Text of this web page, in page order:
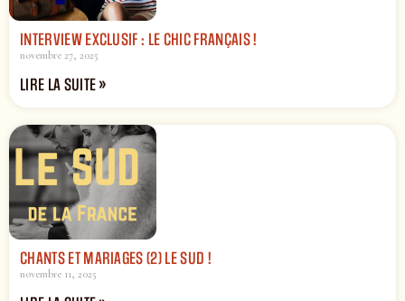
INTERVIEW EXCLUSIF : LE CHIC FRANÇAIS !
novembre 27, 2025
LIRE LA SUITE »
CHANTS ET MARIAGES (2) LE SUD !
novembre 11, 2025